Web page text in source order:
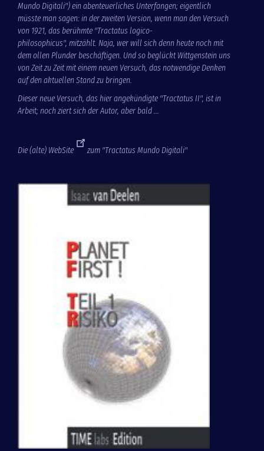
Mundo Digitali") ein abenteuerliches Unterfangen; eigentlich
müsste man sagen: in der zweiten Version, wenn man den Versuch
von 1921, das berühmte "Tractatus logico-
philosophicus", mitzählt. Naja, wer will sich denn heute noch mit
dem ollen Plunder beschäftigen. Und so beglückt Wittgenstein uns
von Zeit zu Zeit mit einem neuen Versuch, das notwendige Denken
auf den aktuellen Stand zu bringen.
Dieser neue Versuch, das hier angekündigte "Tractatus II", ist in
Arbeit; noch ziert sich der Autor, aber bald ...
Die (alte) WebSite zum "Tractatus Mundo Digitali"